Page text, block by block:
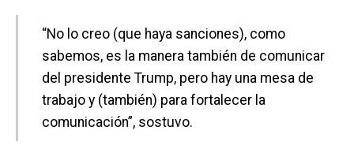
“No lo creo (que haya sanciones), como
sabemos, es la manera también de comunicar
del presidente Trump, pero hay una mesa de
trabajo y (también) para fortalecer la
comunicación”, sostuvo.